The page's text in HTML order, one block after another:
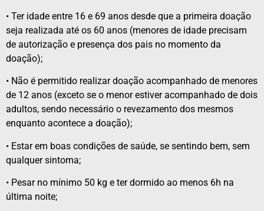
• Ter idade entre 16 e 69 anos desde que a primeira doação
seja realizada até os 60 anos (menores de idade precisam
de autorização e presença dos pais no momento da
doação);
• Não é permitido realizar doação acompanhado de menores
de 12 anos (exceto se o menor estiver acompanhado de dois
adultos, sendo necessário o revezamento dos mesmos
enquanto acontece a doação);
• Estar em boas condições de saúde, se sentindo bem, sem
qualquer sintoma;
• Pesar no mínimo 50 kg e ter dormido ao menos 6h na
última noite;